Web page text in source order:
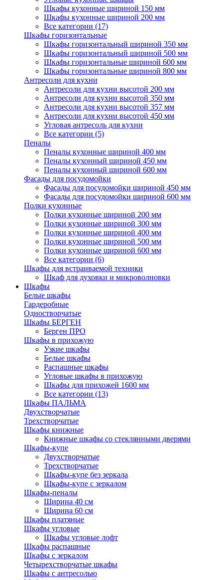
Шкафы кухонные шириной 150 мм
Шкафы кухонные шириной 200 мм
Все категории (17)
Шкафы горизонтальные
Шкафы горизонтальный шириной 350 мм
Шкафы горизонтальный шириной 500 мм
Шкафы горизонтальные шириной 600 мм
Шкафы горизонтальные шириной 800 мм
Антресоли для кухни
Антресоли для кухни высотой 200 мм
Антресоли для кухни высотой 350 мм
Антресоли для кухни высотой 357 мм
Антресоли для кухни высотой 450 мм
Угловая антресоль для кухни
Все категории (5)
Пеналы
Пеналы кухонные шириной 400 мм
Пеналы кухонный шириной 450 мм
Пеналы кухонный шириной 600 мм
Фасады для посудомойки
Фасады для посудомойки шириной 450 мм
Фасады для посудомойки шириной 600 мм
Полки кухонные
Полки кухонные шириной 200 мм
Полки кухонные шириной 300 мм
Полки кухонные шириной 400 мм
Полки кухонные шириной 500 мм
Полки кухонные шириной 600 мм
Все категории (6)
Шкафы для встраиваемой техники
Шкаф для духовки и микроволновки
Шкафы
Белые шкафы
Гардеробные
Одностворчатые
Шкафы БЕРГЕН
Берген ПРО
Шкафы в прихожую
Узкие шкафы
Белые шкафы
Распашные шкафы
Угловые шкафы в прихожую
Шкафы для прихожей 1600 мм
Все категории (13)
Шкафы ПАЛЬМА
Двухстворчатые
Трехстворчатые
Шкафы книжные
Книжные шкафы со стеклянными дверями
Шкафы-купе
Двухстворчатые
Трехстворчатые
Шкафы-купе без зеркала
Шкафы-купе с зеркалом
Шкафы-пеналы
Ширина 40 см
Ширина 60 см
Шкафы платяные
Шкафы угловые
Шкафы угловые лофт
Шкафы распашные
Шкафы с зеркалом
Четырехстворчатые шкафы
Шкафы с антресолью